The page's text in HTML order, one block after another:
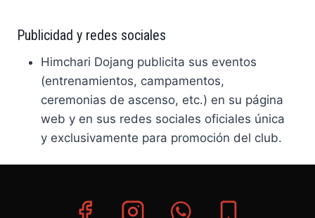
Publicidad y redes sociales
Himchari Dojang publicita sus eventos
(entrenamientos, campamentos,
ceremonias de ascenso, etc.) en su página
web y en sus redes sociales oficiales única
y exclusivamente para promoción del club.